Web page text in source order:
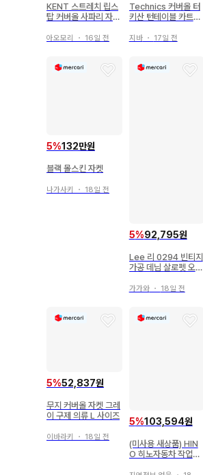
KENT 스트레치 립스
탑 커버올 사파리 자켓
아오모리 ・ 16일 전
Technics 커버올 터
키산 턴테이블 카트리
지바・ 17일 전
5%132만원
블랙 몰스킨 자켓
나가사키 ・ 18일 전
5%92,795원
Lee 리 0294 빈티지
가공 데님 살로펫 오버
가가와・ 18일 전
5%52,837원
무지 커버올 자켓 그레
이 구제 의류 L 사이즈
이바라키 ・ 18일 전
5%103,594원
(미사용 새상품) HIN
O 히노자동차 작업옷